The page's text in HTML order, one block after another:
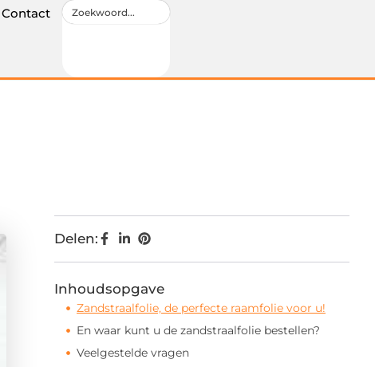
Contact
Delen:
Inhoudsopgave
Zandstraalfolie, de perfecte raamfolie voor u!
En waar kunt u de zandstraalfolie bestellen?
Veelgestelde vragen